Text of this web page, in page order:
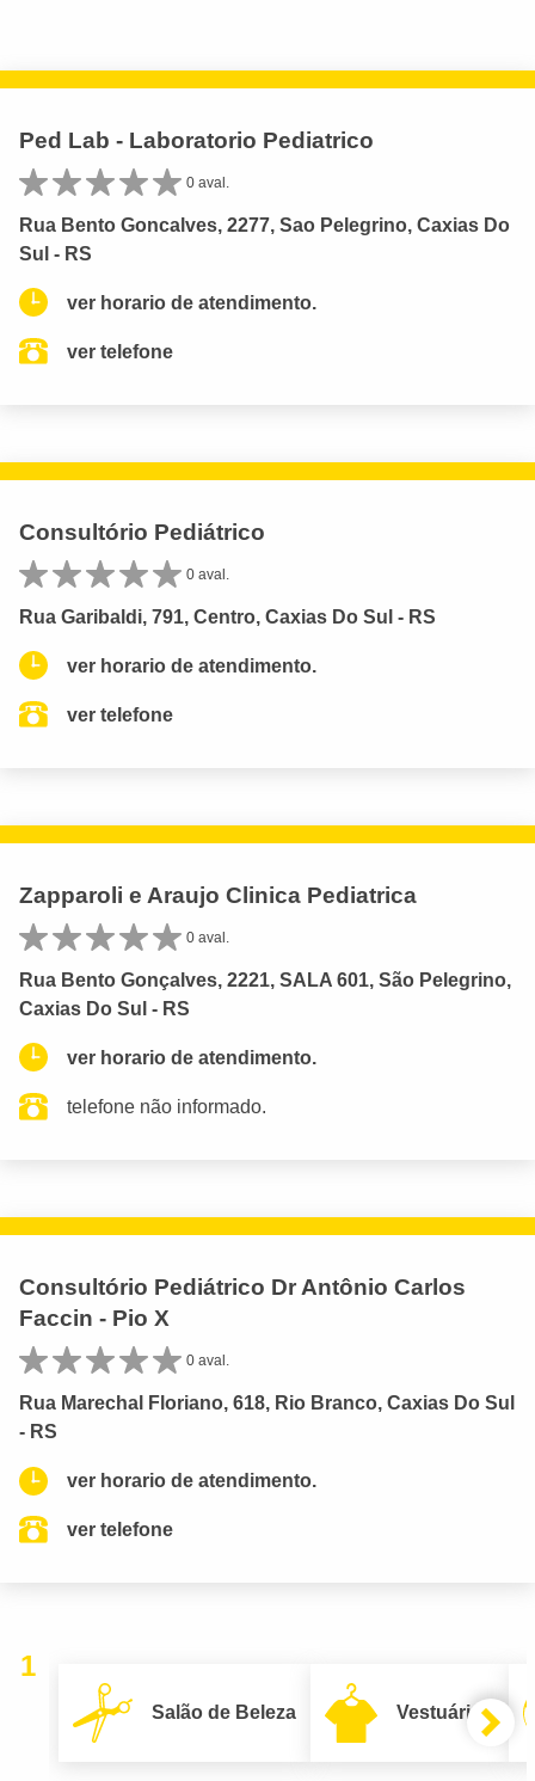
Ped Lab - Laboratorio Pediatrico
0 aval.
Rua Bento Goncalves, 2277, Sao Pelegrino, Caxias Do
Sul - RS
ver horario de atendimento.
ver telefone
Consultório Pediátrico
0 aval.
Rua Garibaldi, 791, Centro, Caxias Do Sul - RS
ver horario de atendimento.
ver telefone
Zapparoli e Araujo Clinica Pediatrica
0 aval.
Rua Bento Gonçalves, 2221, SALA 601, São Pelegrino,
Caxias Do Sul - RS
ver horario de atendimento.
telefone não informado.
Consultório Pediátrico Dr Antônio Carlos
Faccin - Pio X
0 aval.
Rua Marechal Floriano, 618, Rio Branco, Caxias Do Sul
- RS
ver horario de atendimento.
ver telefone
1
Salão de Beleza Vestuário